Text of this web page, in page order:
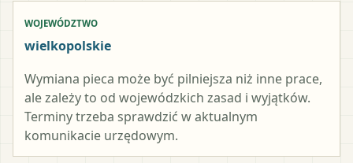
WOJEWÓDZTWO
wielkopolskie
Wymiana pieca może być pilniejsza niż inne prace,
ale zależy to od wojewódzkich zasad i wyjątków.
Terminy trzeba sprawdzić w aktualnym
komunikacie urzędowym.